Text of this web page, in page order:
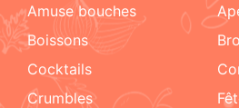
amuse bouches
boissons
cocktails
crumbles